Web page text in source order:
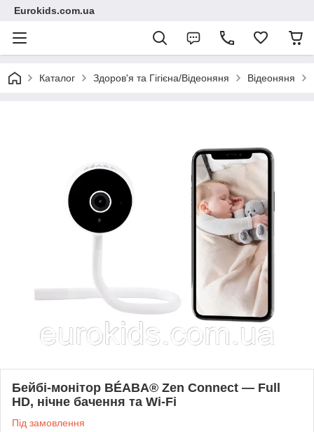
Eurokids.com.ua
Каталог Здоров'я та Гігієна/Відеоняня Відеоняня
Бейбі-монітор BÉABA® Zen Connect — Full
HD, нічне бачення та Wi-Fi
Під замовлення